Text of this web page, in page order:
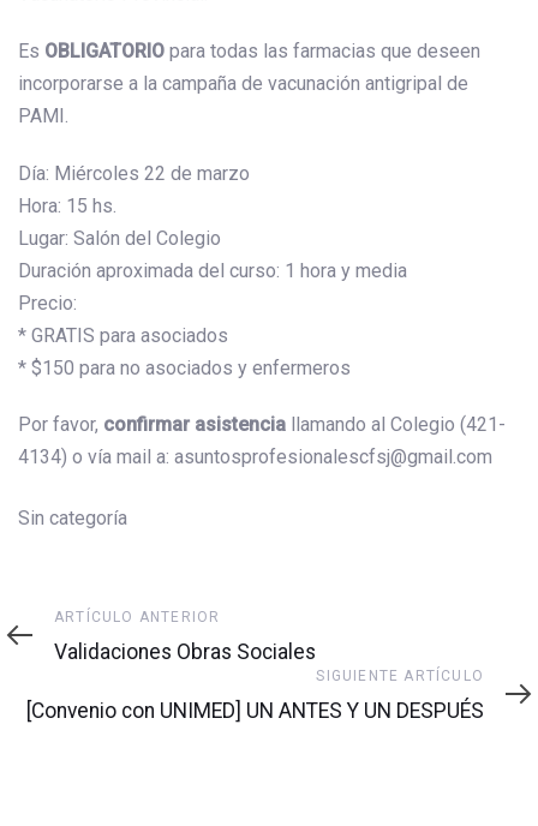
Es OBLIGATORIO para todas las farmacias que deseen
incorporarse a la campaña de vacunación antigripal de
PAMI.
Día: Miércoles 22 de marzo
Hora: 15 hs.
Lugar: Salón del Colegio
Duración aproximada del curso: 1 hora y media
Precio:
* GRATIS para asociados
* $150 para no asociados y enfermeros
Por favor, confirmar asistencia llamando al Colegio (421-
4134) o vía mail a: asuntosprofesionalescfsj@gmail.com
Sin categoría
Artículo
anterior
ARTÍCULO ANTERIOR
Validaciones Obras Sociales
artículo
SIGUIENTE ARTÍCULO
[Convenio con UNIMED] UN ANTES Y UN DESPUÉS